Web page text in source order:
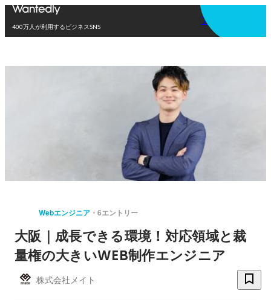
400万人が利用するビジネスSNS
アプリを使う
Webエンジニア 6エントリー
大阪｜成長できる環境！対応領域と裁
量権の大きいWEB制作エンジニア
株式会社メイト